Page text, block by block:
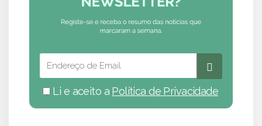
Li e aceito a Política de Privacidade